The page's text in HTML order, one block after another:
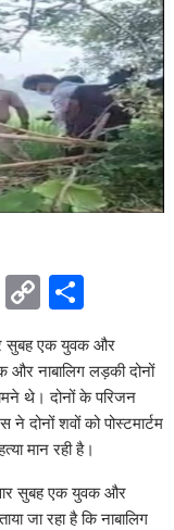
Pi C
p
y
Li
n
k
h
ar
e
सुबह एक युवक और
नाबालिग लड़की दोनों
थे। दोनों के परिजन
दोनों शवों को पोस्टमार्टम
मान रही है।
सुबह एक युवक और
जा रहा है कि नाबालिग